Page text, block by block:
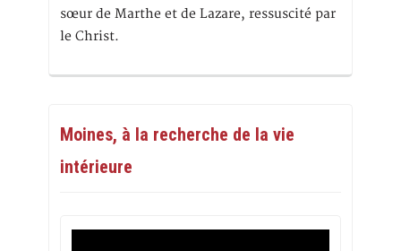
sœur de Marthe et de Lazare, ressuscité par
le Christ.
Moines, à la recherche de la vie
intérieure